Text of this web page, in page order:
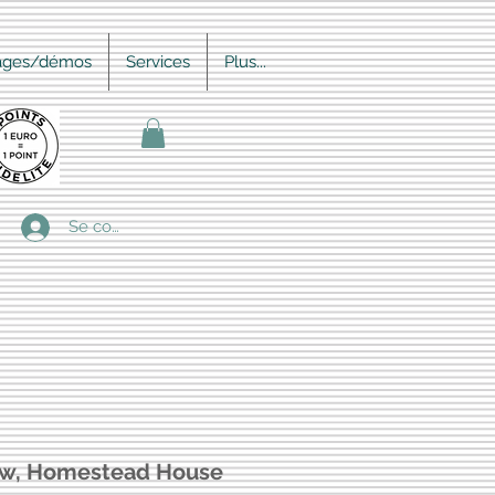
démos Services Plus...
Se connecter
Homestead House